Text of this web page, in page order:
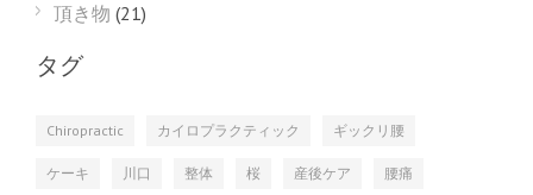
頂き物 (21)
タグ
Chiropractic カイロプラクティック ギックリ腰
ケーキ 川口 整体 桜 産後ケア 腰痛